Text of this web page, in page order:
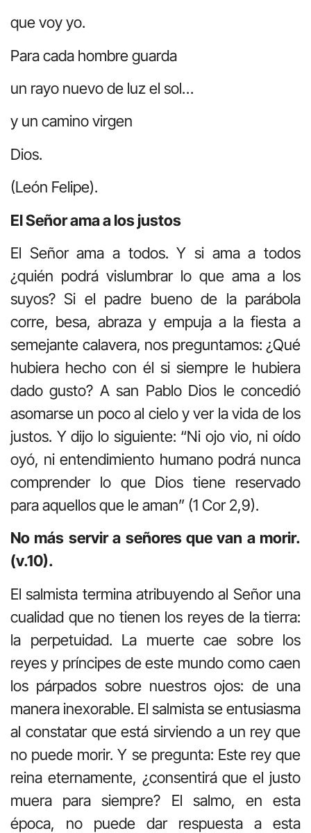
que voy yo.
Para cada hombre guarda
un rayo nuevo de luz el sol…
y un camino virgen
Dios.
(León Felipe).
El Señor ama a los justos
El Señor ama a todos. Y si ama a todos
¿quién podrá vislumbrar lo que ama a los
suyos? Si el padre bueno de la parábola
corre, besa, abraza y empuja a la fiesta a
semejante calavera, nos preguntamos: ¿Qué
hubiera hecho con él si siempre le hubiera
dado gusto? A san Pablo Dios le concedió
asomarse un poco al cielo y ver la vida de los
justos. Y dijo lo siguiente: “Ni ojo vio, ni oído
oyó, ni entendimiento humano podrá nunca
comprender lo que Dios tiene reservado
para aquellos que le aman” (1 Cor 2,9).
No más servir a señores que van a morir.
(v.10).
El salmista termina atribuyendo al Señor una
cualidad que no tienen los reyes de la tierra:
la perpetuidad. La muerte cae sobre los
reyes y príncipes de este mundo como caen
los párpados sobre nuestros ojos: de una
manera inexorable. El salmista se entusiasma
al constatar que está sirviendo a un rey que
no puede morir. Y se pregunta: Este rey que
reina eternamente, ¿consentirá que el justo
muera para siempre? El salmo, en esta
época, no puede dar respuesta a esta